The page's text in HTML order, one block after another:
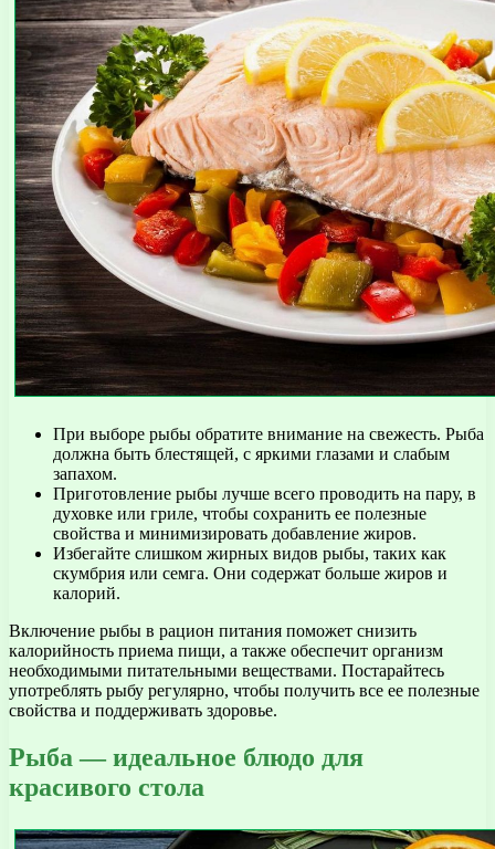
При выборе рыбы обратите внимание на свежесть. Рыба
должна быть блестящей, с яркими глазами и слабым
запахом.
Приготовление рыбы лучше всего проводить на пару, в
духовке или гриле, чтобы сохранить ее полезные
свойства и минимизировать добавление жиров.
Избегайте слишком жирных видов рыбы, таких как
скумбрия или семга. Они содержат больше жиров и
калорий.
Включение рыбы в рацион питания поможет снизить
калорийность приема пищи, а также обеспечит организм
необходимыми питательными веществами. Постарайтесь
употреблять рыбу регулярно, чтобы получить все ее полезные
свойства и поддерживать здоровье.
Рыба — идеальное блюдо для
красивого стола